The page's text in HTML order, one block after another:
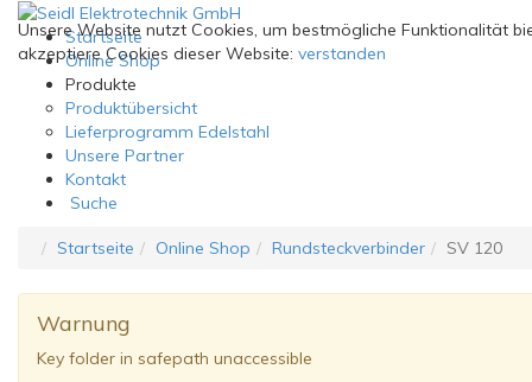
Startseite
Online Shop
Produkte
Produktübersicht
Lieferprogramm Edelstahl
Unsere Partner
Kontakt
Suche
Startseite Online Shop Rundsteckverbinder SV 120
Warnung
Key folder in safepath unaccessible
Unsere Website nutzt Cookies, um bestmögliche Funktionalität
akzeptiere Cookies dieser Website: verstanden